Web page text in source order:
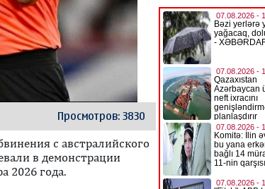
Просмотров: 3830
с австралийского
в демонстрации
2026 года.